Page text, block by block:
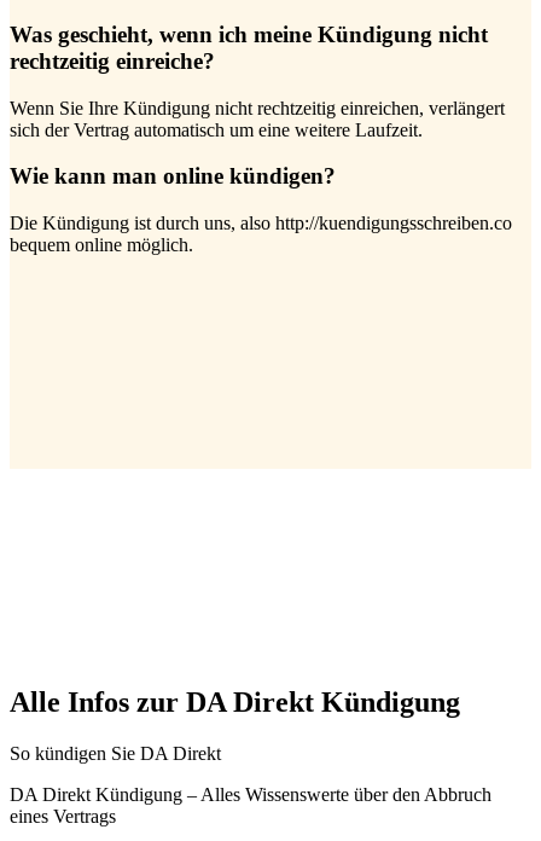
Was geschieht, wenn ich meine Kündigung nicht
rechtzeitig einreiche?
Wenn Sie Ihre Kündigung nicht rechtzeitig einreichen, verlängert
sich der Vertrag automatisch um eine weitere Laufzeit.
Wie kann man online kündigen?
Die Kündigung ist durch uns, also http://kuendigungsschreiben.co
bequem online möglich.
Alle Infos zur DA Direkt Kündigung
So kündigen Sie DA Direkt
DA Direkt Kündigung – Alles Wissenswerte über den Abbruch
eines Vertrags